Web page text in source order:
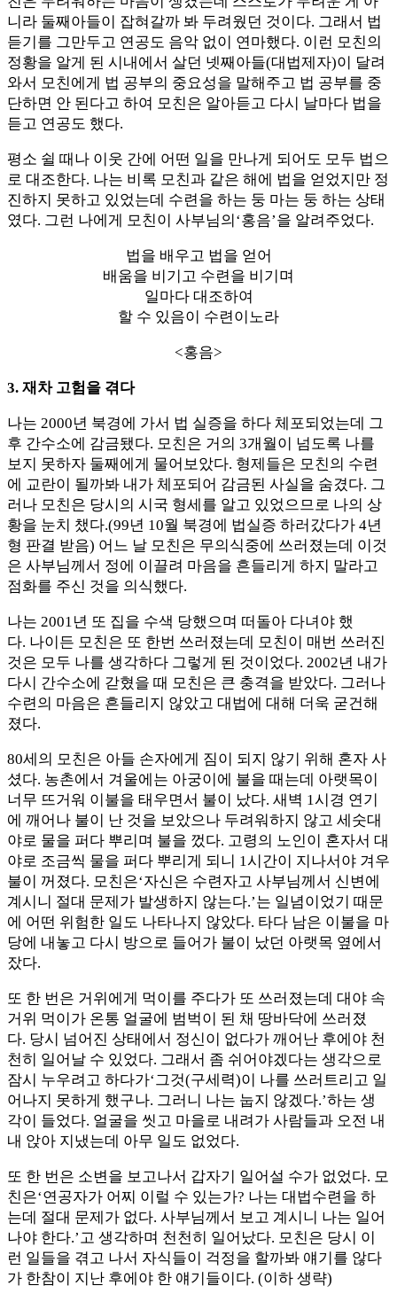
니라 둘째아들이 잡혀갈까 봐 두려웠던 것이다. 그래서 법
듣기를 그만두고 연공도 음악 없이 연마했다. 이런 모친의
정황을 알게 된 시내에서 살던 넷째아들(대법제자)이 달려
와서 모친에게 법 공부의 중요성을 말해주고 법 공부를 중
단하면 안 된다고 하여 모친은 알아듣고 다시 날마다 법을
듣고 연공도 했다.
평소 쉴 때나 이웃 간에 어떤 일을 만나게 되어도 모두 법으
로 대조한다. 나는 비록 모친과 같은 해에 법을 얻었지만 정
진하지 못하고 있었는데 수련을 하는 둥 마는 둥 하는 상태
였다. 그런 나에게 모친이 사부님의‘홍음’을 알려주었다.
법을 배우고 법을 얻어
배움을 비기고 수련을 비기며
일마다 대조하여
할 수 있음이 수련이노라
<홍음>
3. 재차 고험을 겪다
나는 2000년 북경에 가서 법 실증을 하다 체포되었는데 그
후 간수소에 감금됐다. 모친은 거의 3개월이 넘도록 나를
보지 못하자 둘째에게 물어보았다. 형제들은 모친의 수련
에 교란이 될까봐 내가 체포되어 감금된 사실을 숨겼다. 그
러나 모친은 당시의 시국 형세를 알고 있었으므로 나의 상
황을 눈치 챘다.(99년 10월 북경에 법실증 하러갔다가 4년
형 판결 받음) 어느 날 모친은 무의식중에 쓰러졌는데 이것
은 사부님께서 정에 이끌려 마음을 흔들리게 하지 말라고
점화를 주신 것을 의식했다.
나는 2001년 또 집을 수색 당했으며 떠돌아 다녀야 했
다. 나이든 모친은 또 한번 쓰러졌는데 모친이 매번 쓰러진
것은 모두 나를 생각하다 그렇게 된 것이었다. 2002년 내가
다시 간수소에 갇혔을 때 모친은 큰 충격을 받았다. 그러나
수련의 마음은 흔들리지 않았고 대법에 대해 더욱 굳건해
졌다.
80세의 모친은 아들 손자에게 짐이 되지 않기 위해 혼자 사
셨다. 농촌에서 겨울에는 아궁이에 불을 때는데 아랫목이
너무 뜨거워 이불을 태우면서 불이 났다. 새벽 1시경 연기
에 깨어나 불이 난 것을 보았으나 두려워하지 않고 세숫대
야로 물을 퍼다 뿌리며 불을 껐다. 고령의 노인이 혼자서 대
야로 조금씩 물을 퍼다 뿌리게 되니 1시간이 지나서야 겨우
불이 꺼졌다. 모친은‘자신은 수련자고 사부님께서 신변에
계시니 절대 문제가 발생하지 않는다.’는 일념이었기 때문
에 어떤 위험한 일도 나타나지 않았다. 타다 남은 이불을 마
당에 내놓고 다시 방으로 들어가 불이 났던 아랫목 옆에서
잤다.
또 한 번은 거위에게 먹이를 주다가 또 쓰러졌는데 대야 속
거위 먹이가 온통 얼굴에 범벅이 된 채 땅바닥에 쓰러졌
다. 당시 넘어진 상태에서 정신이 없다가 깨어난 후에야 천
천히 일어날 수 있었다. 그래서 좀 쉬어야겠다는 생각으로
잠시 누우려고 하다가‘그것(구세력)이 나를 쓰러트리고 일
어나지 못하게 했구나. 그러니 나는 눕지 않겠다.’하는 생
각이 들었다. 얼굴을 씻고 마을로 내려가 사람들과 오전 내
내 앉아 지냈는데 아무 일도 없었다.
또 한 번은 소변을 보고나서 갑자기 일어설 수가 없었다. 모
친은‘연공자가 어찌 이럴 수 있는가? 나는 대법수련을 하
는데 절대 문제가 없다. 사부님께서 보고 계시니 나는 일어
나야 한다.’고 생각하며 천천히 일어났다. 모친은 당시 이
런 일들을 겪고 나서 자식들이 걱정을 할까봐 얘기를 않다
가 한참이 지난 후에야 한 얘기들이다. (이하 생략)